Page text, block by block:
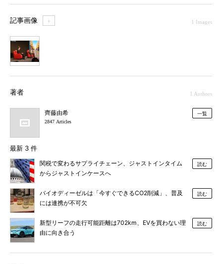
記事画像 ＋ 1 Images
著者 1 Authors
齊藤由希
2847 Articles
一覧
最新 3 件
関税で変わるサプライチェーン、ジャストインタイム
からジャストインケースへ
読む
バイオディーゼルは「今すぐできるCO2削減」、普及
には連携が不可欠
読む
新型リーフの走行可能距離は702km、EVを買わない理
由に向き合う
読む